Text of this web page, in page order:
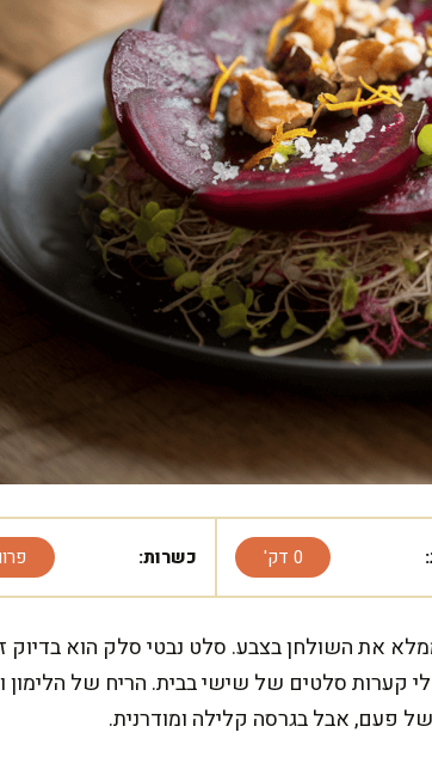
0 דק' כשרות:
את השולחן בצבע. סלט נבטי סלק הוא בדיוק
לי קערות סלטים של שישי בבית. הריח של הלימון
פעם, אבל בגרסה קלילה ומודרנית.